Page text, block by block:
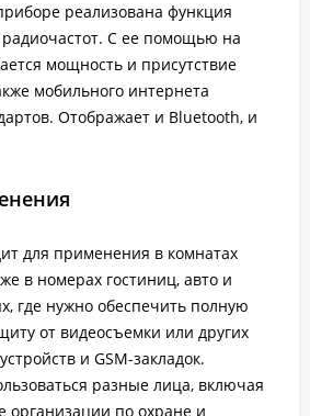
реализована функция
С ее помощью на
мощность и присутствие
мобильного интернета
Отображает и Bluetooth, и
для применения в комнатах
в номерах гостиниц, авто и
где нужно обеспечить полную
от видеосъемки или других
и GSM-закладок.
разные лица, включая
организации по охране и